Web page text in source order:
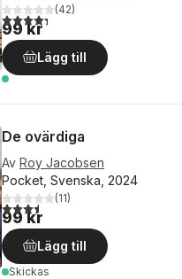
4,3utav 5 stjärnor. Totalt antal
(42)
99 kr
Lägg till
De ovärdiga
Av Roy Jacobsen
Pocket, Svenska, 2024
3,5utav 5 stjärnor. Totalt antal
(11)
99 kr
Lägg till
Skickas